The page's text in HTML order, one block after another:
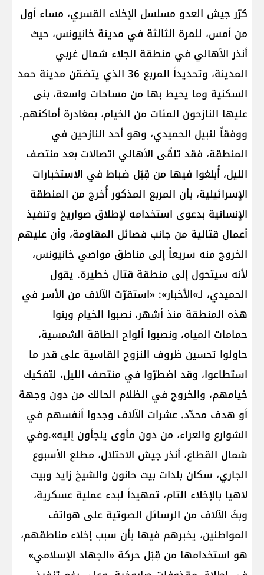
كرّر جيش العدو مسلسل الإخلاء القسري، مساء أول
من أمس، للمرة الثالثة في مدينة خانيونس، حيث
أنذر الأهالي في منطقة الجلاء شمال غربي
المدينة، وتحديداً المربع 36 الذي يتضمّن مدينة حمد
السكنية وما يحيط بها من مساحات واسعة، بنى
عليها النازحون المئات من الخيام، بمغادرة أماكنهم.
ووفقاً لنبيل الحميدي، وهو أحد النازحين في
المنطقة، فقد تلقّى الأهالي اتصالات بعد منتصف
الليل، أُبلغوا فيها من قِبَل ضباط في الاستخبارات
الإسرائيلية، بأن المربع المذكور أُخرج من المنطقة
الإنسانية بدعوى استخدامه لإطلاق صواريخ وتنفيذ
أعمال قتالية من جانب فصائل المقاومة، وأن عليهم
الخروج منه سريعاً إلى مناطق مواصي خانيونس،
لأنه سيتحول إلى منطقة قتال خطيرة. يقول
الحميدي، لـ»الأخبار»: «استقرّت الآلاف من الأسر في
هذه المنطقة منذ أشهر، نصبوا الخيام وبنوا
حمامات المياه، ونصبوا ألواح الطاقة الشمسية،
حاولوا تحسين ظروف النزوح القاسية على قدر ما
استطاعوا، وقد اضطرّوا في منتصف الليل، لتفكيك
خيامهم، والخروج في الظلام الحالك من دون وجهة
أو هدف محدّد. عشرات الآلاف وجدوا أنفسهم في
الشوارع والعراء، من دون مأوى يلجأون إليه».وفي
شمال القطاع، أنذر جيش الاحتلال، مطلع الأسبوع
الجاري، سكان بلدات بيت حانون والشيخ زايد وبيت
لاهيا بالإخلاء التام، تمهيداً لبدء عملية عسكرية،
وبثّ الآلاف من الرسائل الصوتية على هواتف
المواطنين، يخبرهم فيها بأن سبب إخلاء مناطقهم،
هو استخدامها من قِبَل حركة «الجهاد الإسلامي»